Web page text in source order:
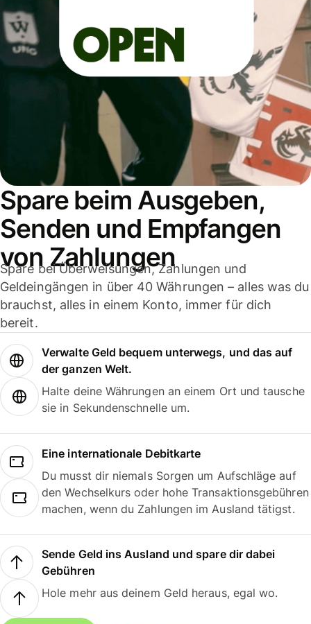
Spare beim Ausgeben,
Senden und Empfangen
von Zahlungen
Spare bei Überweisungen, Zahlungen und
Geldeingängen in über 40 Währungen – alles was du
brauchst, alles in einem Konto, immer für dich
bereit.
Verwalte Geld bequem unterwegs, und das auf
der ganzen Welt.
Halte deine Währungen an einem Ort und tausche
sie in Sekundenschnelle um.
Eine internationale Debitkarte
Du musst dir niemals Sorgen um Aufschläge auf
den Wechselkurs oder hohe Transaktionsgebühren
machen, wenn du Zahlungen im Ausland tätigst.
Sende Geld ins Ausland und spare dir dabei
Gebühren
Hole mehr aus deinem Geld heraus, egal wo.